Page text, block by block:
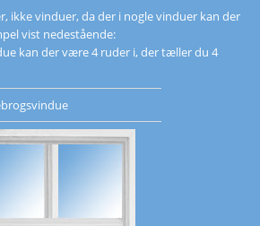
ikke vinduer, da der i nogle vinduer kan der
vist nedestående:
kan der være 4 ruder i, der tæller du 4